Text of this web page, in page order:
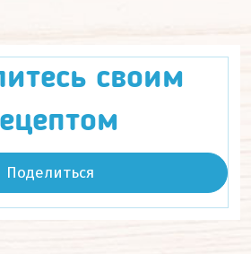
своим
Поделиться